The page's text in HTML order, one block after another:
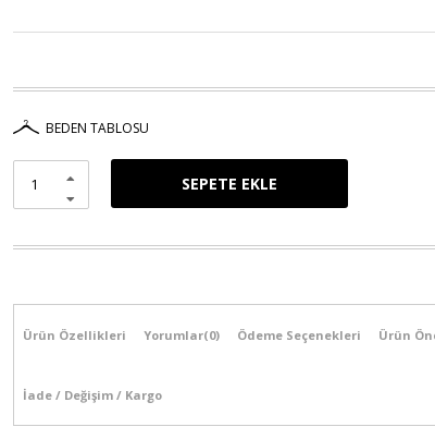
BEDEN TABLOSU
Ürün Özellikleri Yorumlar(0) Ödeme Seçenekleri Ürün
İade / Değişim / Kargo